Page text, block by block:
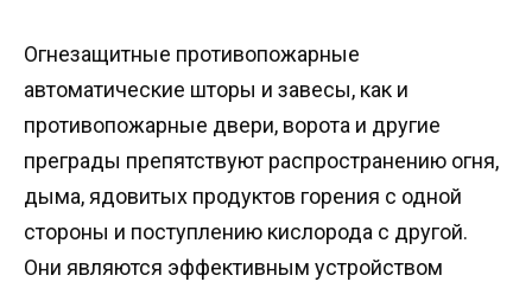
Огнезащитные противопожарные
автоматические шторы и завесы, как и
противопожарные двери, ворота и другие
преграды препятствуют распространению огня,
дыма, ядовитых продуктов горения с одной
стороны и поступлению кислорода с другой.
Они являются эффективным устройством